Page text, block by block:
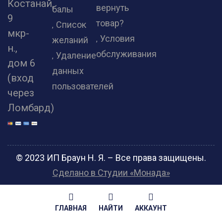
Костанай,
9
мкр-
н.,
дом 6
(вход
через
Ломбард)
балы
Список
желаний
Удаление
данных
пользователей
вернуть
товар?
Условия
обслуживания
© 2023 ИП Браун Н. Я. – Все права защищены.
Сделано в Студии «Монада»
ГЛАВНАЯ НАЙТИ АККАУНТ